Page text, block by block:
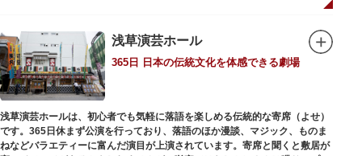
6月の「夏越し（なごし）の大祓」では、茅草で作られた輪の中（茅の輪）
ら逃れ、福徳があると伝えられる行事です。
本殿には浅草寺のご本尊である聖観世音菩薩像を見つけた漁師の兄弟ととも
に、尊像として奉安した郷土の文化人、土師真中知（はじのなかとも）の3
人が祀られています。江戸時代に徳川家光が寄進した社殿は本殿・幣殿と拝
殿の間が渡り廊下で繋がる建築様式。国の重要文化財に指定されています。
また、浅草名所七福神のひとつとしても知られ、恵比須像が祀られていま
す。
浅草演芸ホール
365日 日本の伝統文化を体感できる劇場
浅草演芸ホールは、初心者でも気軽に落語を楽しめる伝統的な寄席（よせ）
です。365日休まず公演を行っており、落語のほか漫談、マジック、ものま
ねなどバラエティーに富んだ演目が上演されています。寄席と聞くと敷居が